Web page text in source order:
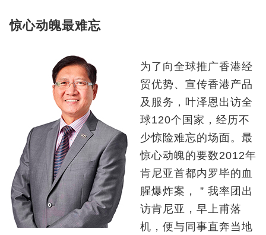
惊心动魄最难忘
为了向全球推广香港经
贸优势、宣传香港产品
及服务，叶泽恩出访全
球120个国家，经历不
少惊险难忘的场面。最
惊心动魄的要数2012年
肯尼亚首都内罗毕的血
腥爆炸案，＂我率团出
访肯尼亚，早上甫落
机，便与同事直奔当地